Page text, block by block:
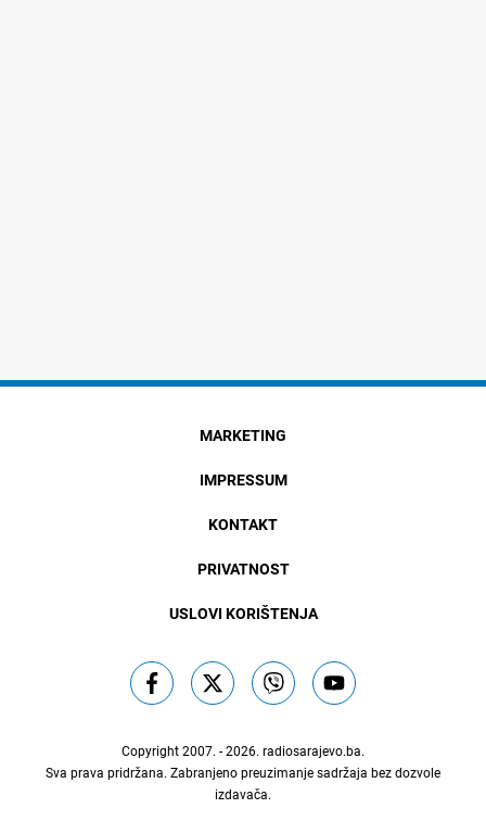
MARKETING
IMPRESSUM
KONTAKT
PRIVATNOST
USLOVI KORIŠTENJA
Copyright 2007. - 2026. radiosarajevo.ba.
Sva prava pridržana. Zabranjeno preuzimanje sadržaja bez dozvole
izdavača.